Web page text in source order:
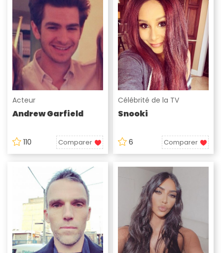
Acteur
Andrew Garfield
110 Comparer
Célébrité de la TV
Snooki
6 Comparer